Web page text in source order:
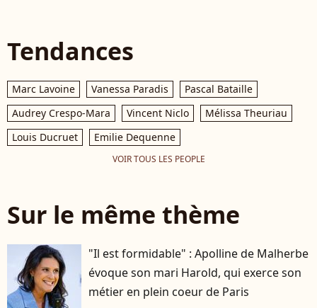
Tendances
Marc Lavoine Vanessa Paradis
Pascal Bataille
Audrey Crespo-Mara
Vincent Niclo
Mélissa Theuriau
Louis Ducruet
Emilie Dequenne
VOIR TOUS LES PEOPLE
Sur le même thème
"Il est formidable" : Apolline de Malherbe
évoque son mari Harold, qui exerce son
métier en plein coeur de Paris